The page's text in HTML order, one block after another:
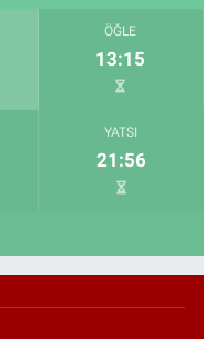
ÖĞLE
13:15
YATSI
21:56